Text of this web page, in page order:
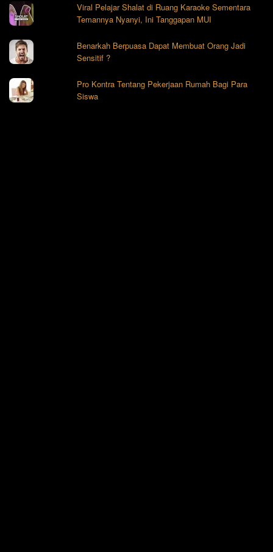
Viral Pelajar Shalat di Ruang Karaoke Sementara
Temannya Nyanyi, Ini Tanggapan MUI
Benarkah Berpuasa Dapat Membuat Orang Jadi
Sensitif ?
Pro Kontra Tentang Pekerjaan Rumah Bagi Para
Siswa